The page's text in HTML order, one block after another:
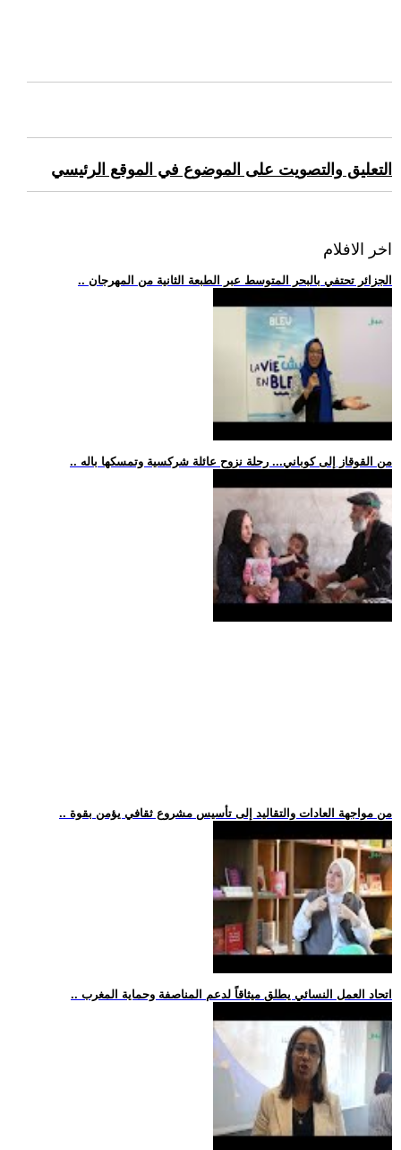
التعليق والتصويت على الموضوع في الموقع الرئيسي
اخر الافلام
.. الجزائر تحتفي بالبحر المتوسط عبر الطبعة الثانية من المهرجان
.. من القوقاز إلى كوباني... رحلة نزوح عائلة شركسية وتمسكها باله
.. من مواجهة العادات والتقاليد إلى تأسيس مشروع ثقافي يؤمن بقوة
.. اتحاد العمل النسائي يطلق ميثاقاً لدعم المناصفة وحماية المغرب